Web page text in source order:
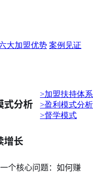
大加盟优势 案例见证
>加盟扶持体系
>盈利模式分析
>督学模式
式分析
增长
个核心问题：如何赚